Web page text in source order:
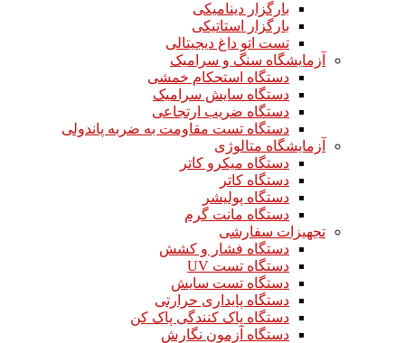
بارگزار دینامیکی
بارگزار استاتیکی
تست اتو داغ دیجیتالی
آزمایشگاه سنگ و سرامیک
دستگاه استحکام خمشی
دستگاه سایش سرامیک
دستگاه ضریب ارتجاعی
دستگاه تست مقاومت به ضربه پاندولی
آزمایشگاه متالوژی
دستگاه میکرو کاتر
دستگاه کاتر
دستگاه پولیشر
دستگاه مانت گرم
تجهیزات سفارشی
دستگاه فشار و کشش
دستگاه تست UV
دستگاه تست سایش
دستگاه پایداری حرارتی
دستگاه پاک کنندگی پاک کن
دستگاه آزمون نگارش